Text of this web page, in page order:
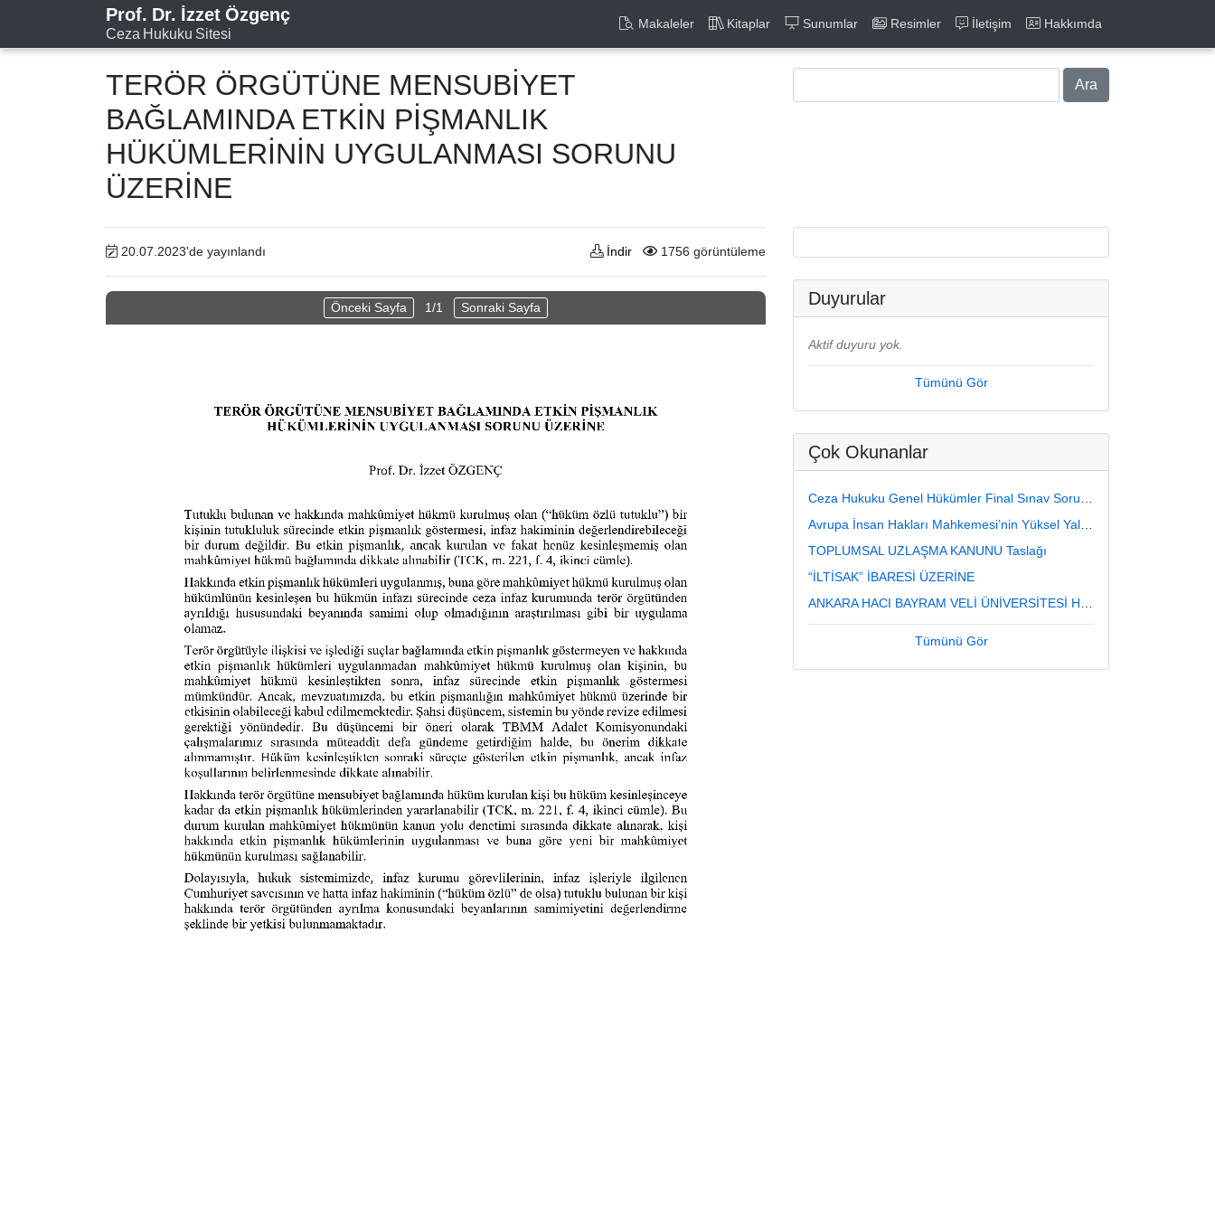
Prof. Dr. İzzet Özgenç
Ceza Hukuku Sitesi
Makaleler Kitaplar Sunumlar Resimler İletişim Hakkımda
TERÖR ÖRGÜTÜNE MENSUBİYET
BAĞLAMINDA ETKİN PİŞMANLIK
HÜKÜMLERİNİN UYGULANMASI SORUNU
ÜZERİNE
Ara
20.07.2023'de yayınlandı 1756 görüntüleme
İndir
Önceki Sayfa 1/1 Sonraki Sayfa Duyurular
Aktif duyuru yok.
Tümünü Gör
Çok Okunanlar
TOPLUMSAL UZLAŞMA KANUNU Taslağı
“İLTİSAK” İBARESİ ÜZERİNE
Tümünü Gör